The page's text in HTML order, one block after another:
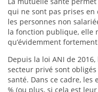
qui ne sont pas prises en
les personnes non
la fonction publique, elle
qu’évidemment
Depuis la loi ANI de
secteur privé sont
santé. Dans ce cadre, les
% (ou plus, si cela est